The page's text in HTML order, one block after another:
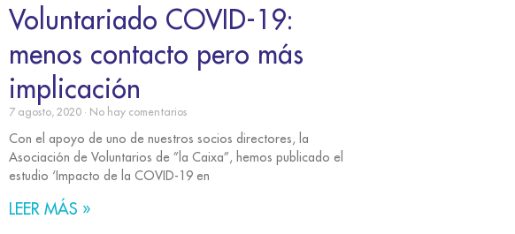
Voluntariado COVID-19:
menos contacto pero más
implicación
7 agosto, 2020 No hay comentarios
Con el apoyo de uno de nuestros socios directores, la
Asociación de Voluntarios de ”la Caixa”, hemos publicado el
estudio ‘Impacto de la COVID-19 en
LEER MÁS »